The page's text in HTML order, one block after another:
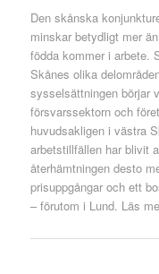
Den skånska
minskar betydligt mer
födda kommer i arbete.
Skånes olika
sysselsättningen börjar
försvarssektorn och
huvudsakligen i västra
arbetstillfällen har blivit
återhämtningen desto
prisuppgångar och ett
– förutom i Lund. Läs